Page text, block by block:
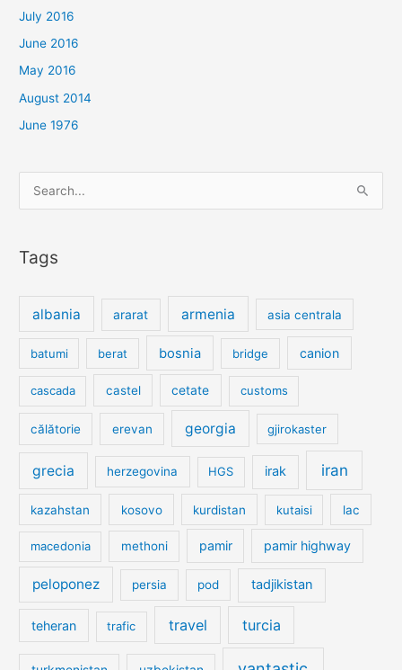
July 2016
June 2016
May 2016
August 2014
June 1976
Search
for:
Tags
albania ararat armenia asia centrala
batumi berat bosnia bridge canion
cascada castel cetate customs
călătorie erevan georgia gjirokaster
grecia herzegovina HGS irak iran
kazahstan kosovo kurdistan kutaisi lac
macedonia methoni pamir pamir highway
peloponez persia pod tadjikistan
teheran trafic travel turcia